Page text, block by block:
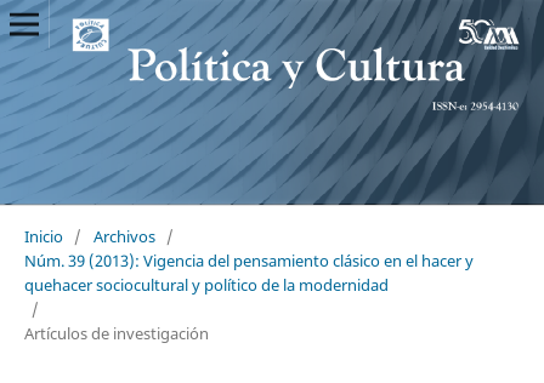
Inicio / Archivos /
Núm. 39 (2013): Vigencia del pensamiento clásico en el hacer y
quehacer sociocultural y político de la modernidad
/
Artículos de investigación